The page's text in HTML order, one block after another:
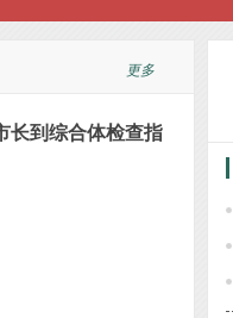
更多
长到综合体检查指